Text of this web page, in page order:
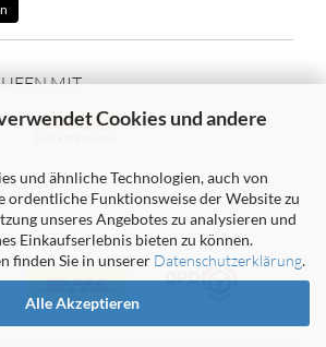
Cookies und andere
und ähnliche Technologien, auch von
Funktionsweise der Website zu
unseres Angebotes zu analysieren und
Einkaufserlebnis bieten zu können.
finden Sie in unserer Datenschutzerklärung.
Alle Akzeptieren
MIT
MIT